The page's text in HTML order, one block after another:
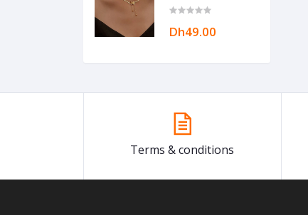
Breloque BEN
Dh49.00
Terms & conditions